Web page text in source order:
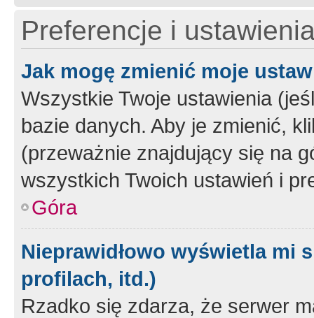
Preferencje i
Jak mogę zmienić moje
Wszystkie Twoje ustawienia
bazie danych. Aby je zmienić,
(przeważnie znajdujący się na
wszystkich Twoich ustawień i
Góra
Nieprawidłowo wyświetla mi
profilach, itd.)
Rzadko się zdarza, że serwer